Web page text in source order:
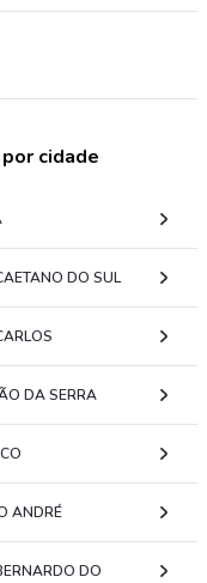
cidade
DO SUL
DA SERRA
ANDRÉ
DO